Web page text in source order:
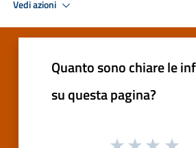
Vedi azioni
Quanto sono chiare le
su questa pagina?